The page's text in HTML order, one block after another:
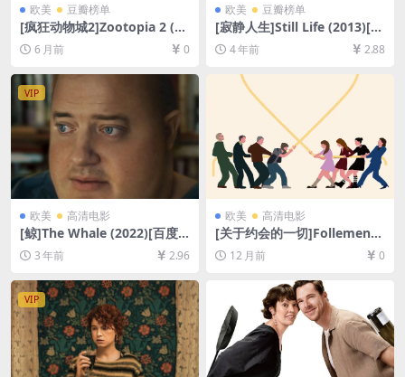
欧美 豆瓣榜单
[疯狂动物城2]Zootopia 2 (20
25)[百度网盘+夸克网盘1080P
超清未删减资源][网盘在线播
幕]
6 月前 0
欧美 豆瓣榜单
[寂静人生]Still Life (2013)[百
度网盘+迅雷云盘资源1080P
超清未删减][MP4/5.7GB][中
4 年前 2.88
VIP
欧美 高清电影
[鲸]The Whale (2022)[百度
网盘+迅雷云盘资源1080P超
清未删减][MP4/6.8GB][中英
字幕]
3 年前 2.96
欧美 高清电影
[关于约会的一切]Follemente
(2025)[百度网盘+夸克网盘10
80P超清未删减资源][网盘在
线播放/下载][MP4/2.4GB][中
12 月前 0
VIP